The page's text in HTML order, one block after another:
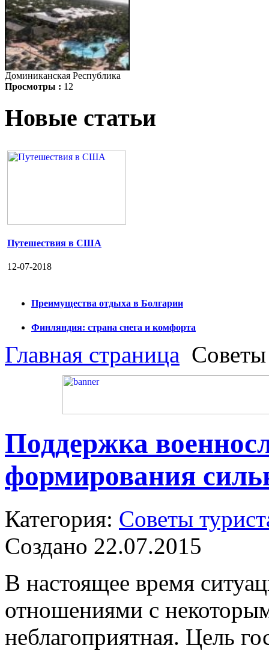
Доминиканская Республика
Просмотры : 12
Новые статьи
Путешествия в США
12-07-2018
Преимущества отдыха в Болгарии
Финляндия: страна снега и комфорта
Главная страница
Поддержка
формирования
Категория: Советы
Создано 22.07.2015
В настоящее время
отношениями с
неблагоприятная. Цель